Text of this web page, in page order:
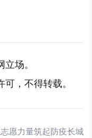
场。
，不得转载。
愿力量筑起防疫长城